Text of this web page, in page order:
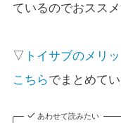
ているのでおススメ
▽ トイサブのメリ
こちらでまとめてい
あわせて読みたい